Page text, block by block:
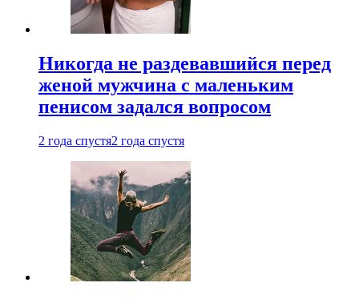
Никогда не раздевавшийся перед
женой мужчина с маленьким
пенисом задался вопросом
2 года спустя2 года спустя